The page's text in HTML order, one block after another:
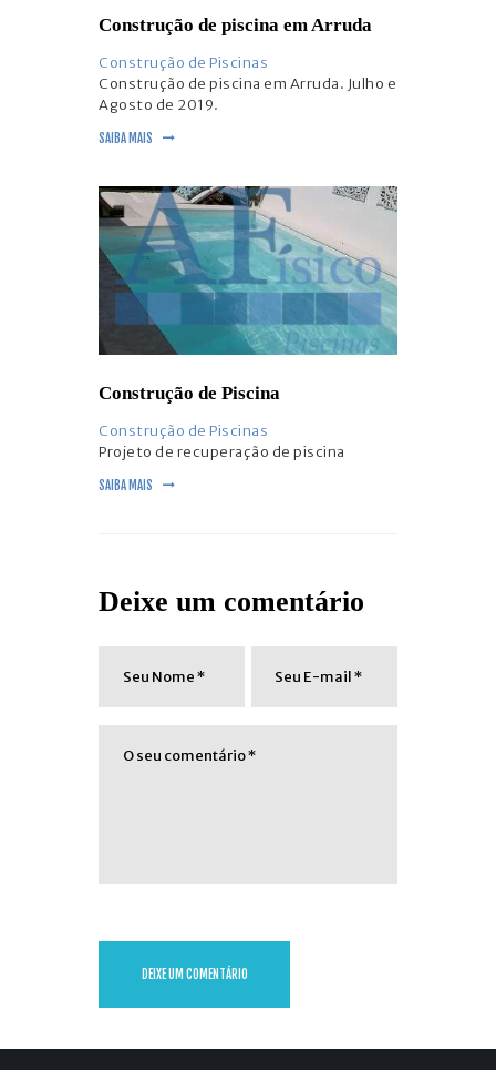
Construção de piscina em Arruda
Construção de Piscinas
Construção de piscina em Arruda. Julho e
Agosto de 2019.
SAIBA MAIS
Construção de Piscina
Construção de Piscinas
Projeto de recuperação de piscina
SAIBA MAIS
Deixe um comentário